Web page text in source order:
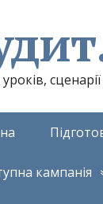
кампанія